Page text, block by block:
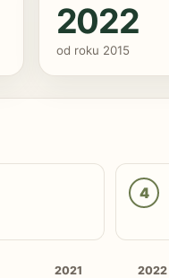
2022
od roku 2015
4
2021 2022